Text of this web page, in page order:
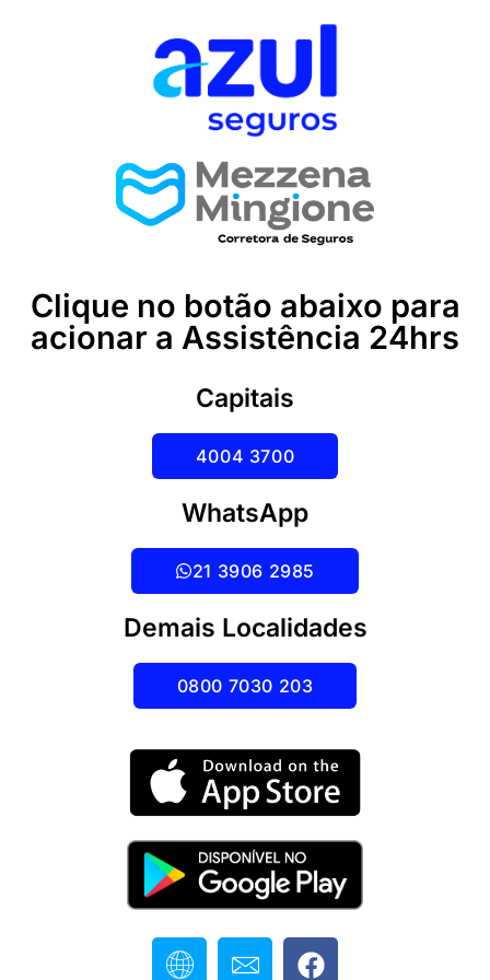
Clique no botão abaixo para
acionar a Assistência 24hrs
Capitais
4004 3700
WhatsApp
21 3906 2985
Demais Localidades
0800 7030 203